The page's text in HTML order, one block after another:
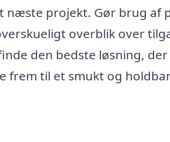
projekt. Gør brug af
overblik over
den bedste løsning,
frem til et smukt og